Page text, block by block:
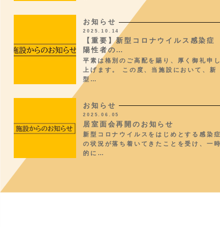
お知らせ
2025.10.14
【重要】新型コロナウイルス感染症
陽性者の…
平素は格別のご高配を賜り、厚く御礼申
上げます。 この度、当施設において、新
型…
お知らせ
2025.06.05
居室面会再開のお知らせ
新型コロナウイルスをはじめとする感染
の状況が落ち着いてきたことを受け、一
的に…